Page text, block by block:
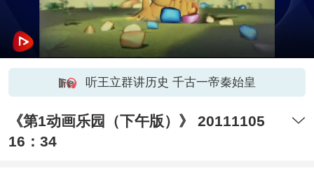
听王立群讲历史 千古一帝秦始皇
《第1动画乐园（下午版）》 20111105
16：34